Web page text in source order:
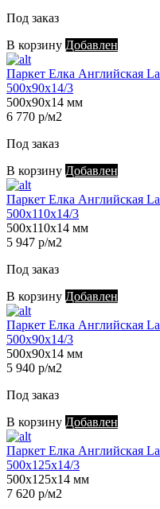
Под заказ
В корзину Добавлен
Паркет Елка Английская
500х90х14/3
500х90х14 мм
6 770 р/м2
Под заказ
В корзину Добавлен
Паркет Елка Английская
500х110х14/3
500х110х14 мм
5 947 р/м2
Под заказ
В корзину Добавлен
Паркет Елка Английская
500х90х14/3
500х90х14 мм
5 940 р/м2
Под заказ
В корзину Добавлен
Паркет Елка Английская
500х125х14/3
500х125х14 мм
7 620 р/м2